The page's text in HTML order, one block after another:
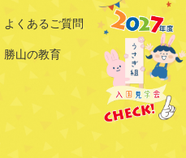
よくあるご質問
勝山の教育